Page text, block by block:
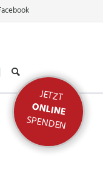
JETZT
ONLINE
SPENDEN